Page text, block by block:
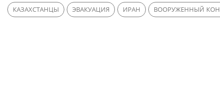
КАЗАХСТАНЦЫ ЭВАКУАЦИЯ ИРАН ВООРУЖЕННЫЙ